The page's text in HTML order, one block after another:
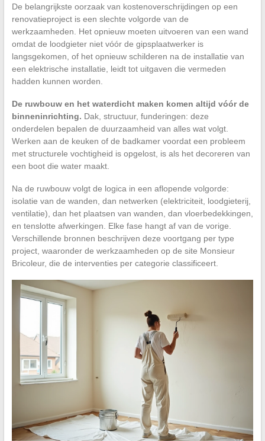
De belangrijkste oorzaak van kostenoverschrijdingen op een
renovatieproject is een slechte volgorde van de
werkzaamheden. Het opnieuw moeten uitvoeren van een wand
omdat de loodgieter niet vóór de gipsplaatwerker is
langsgekomen, of het opnieuw schilderen na de installatie van
een elektrische installatie, leidt tot uitgaven die vermeden
hadden kunnen worden.
De ruwbouw en het waterdicht maken komen altijd vóór de
binneninrichting. Dak, structuur, funderingen: deze
onderdelen bepalen de duurzaamheid van alles wat volgt.
Werken aan de keuken of de badkamer voordat een probleem
met structurele vochtigheid is opgelost, is als het decoreren van
een boot die water maakt.
Na de ruwbouw volgt de logica in een aflopende volgorde:
isolatie van de wanden, dan netwerken (elektriciteit, loodgieterij,
ventilatie), dan het plaatsen van wanden, dan vloerbedekkingen,
en tenslotte afwerkingen. Elke fase hangt af van de vorige.
Verschillende bronnen beschrijven deze voortgang per type
project, waaronder de werkzaamheden op de site Monsieur
Bricoleur, die de interventies per categorie classificeert.